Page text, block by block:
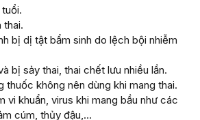
thai.
bị dị tật bẩm sinh do lệch bội nhiễm
bị sảy thai, thai chết lưu nhiều lần.
thuốc không nên dùng khi mang thai.
vi khuẩn, virus khi mang bầu như các
cúm, thủy đậu,…